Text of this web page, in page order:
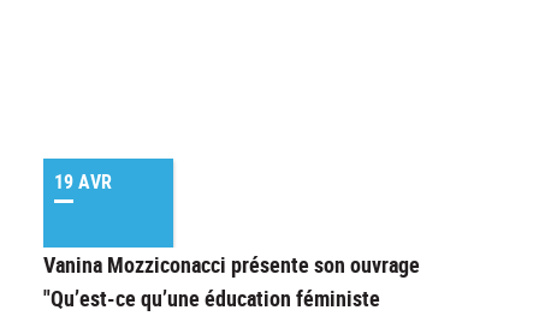
19 AVR
Vanina Mozziconacci présente son ouvrage
"Qu’est-ce qu’une éducation féministe